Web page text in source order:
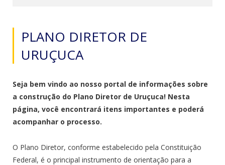
PLANO DIRETOR DE
URUÇUCA
Seja bem vindo ao nosso portal de informações sobre
a construção do Plano Diretor de Uruçuca! Nesta
página, você encontrará itens importantes e poderá
acompanhar o processo.
O Plano Diretor, conforme estabelecido pela Constituição
Federal, é o principal instrumento de orientação para a